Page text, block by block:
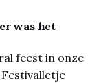
games; een
painting en veel
waren talrijk en
was het
feest in onze